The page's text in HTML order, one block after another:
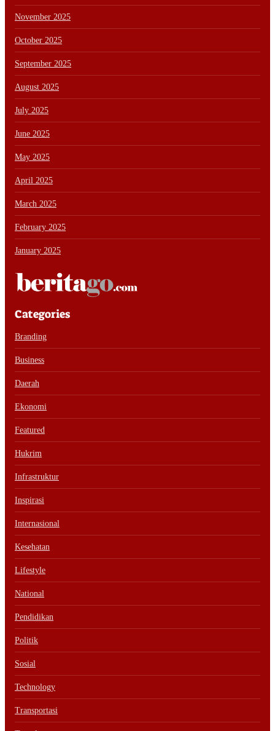
November 2025
October 2025
September 2025
August 2025
July 2025
June 2025
May 2025
April 2025
March 2025
February 2025
January 2025
Categories
Branding
Business
Daerah
Ekonomi
Featured
Hukrim
Infrastruktur
Inspirasi
Internasional
Kesehatan
Lifestyle
National
Pendidikan
Politik
Sosial
Technology
Transportasi